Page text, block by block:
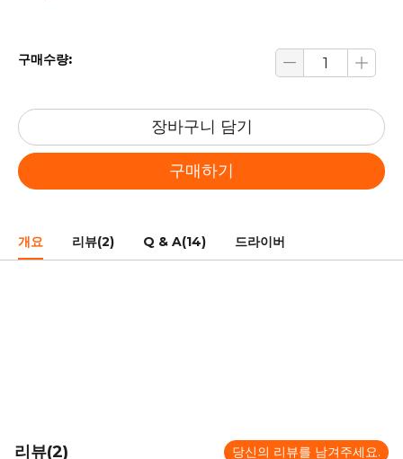
구매수량:
장바구니 담기
구매하기
개요 리뷰(2) Q & A(14) 드라이버
리뷰(2) 당신의 리뷰를 남겨주세요.